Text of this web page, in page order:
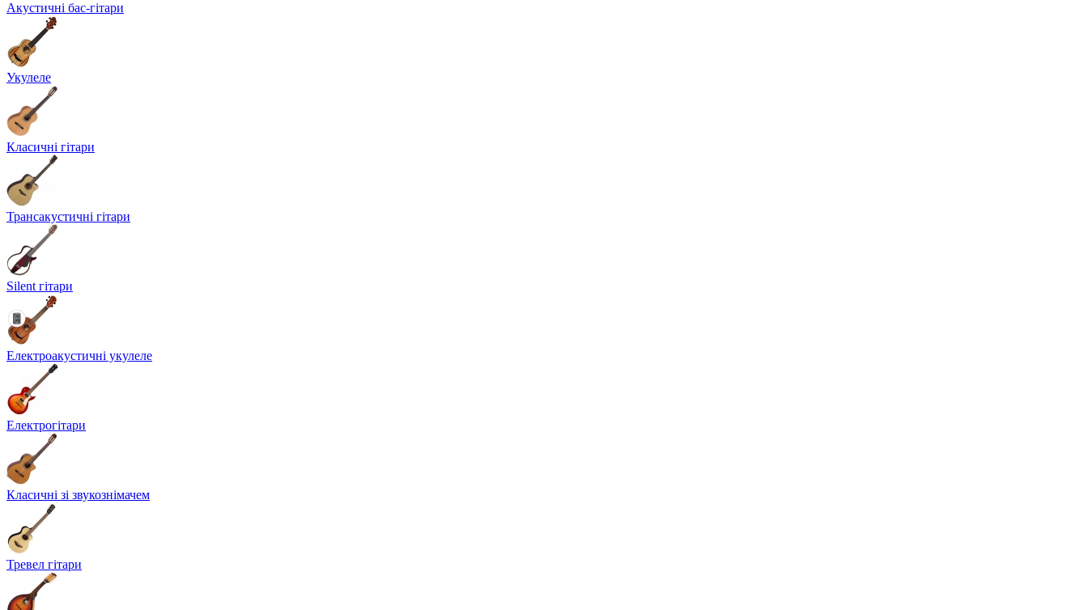
Акустичні бас-гітари
Укулеле
Класичні гітари
Трансакустичні гітари
Silent гітари
Електроакустичні укулеле
Електрогітари
Класичні зі звукознімачем
Тревел гітари